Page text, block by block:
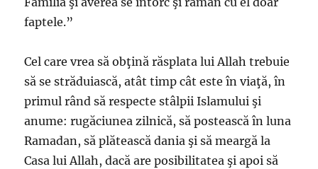
faptele.”
Cel care vrea să obţină răsplata lui Allah trebuie
să se străduiască, atât timp cât este în viaţă, în
primul rând să respecte stâlpii Islamului şi
anume: rugăciunea zilnică, să postească în luna
Ramadan, să plătească dania şi să meargă la
Casa lui Allah, dacă are posibilitatea şi apoi să